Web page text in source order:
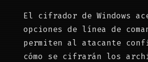
El cifrador de Windows
opciones de línea de
permiten al atacante
cómo se cifrarán los